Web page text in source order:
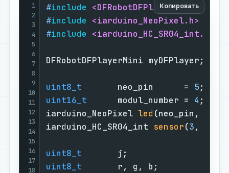
Копировать
1
2
3
4
5
6
7
8
9
10
11
12
13
14
15
16
17
18
#include <DFRobotDFPlayerMini.h>
#include <iarduino_NeoPixel.h>
#include <iarduino_HC_SR04_int.h>
uint8_t
       neo_pin      =
5
uint16_t
      modul_number =
4
iarduino_NeoPixel led (neo_pin,
iarduino_HC_SR04_int sensor(3,
uint8_t
uint8_t